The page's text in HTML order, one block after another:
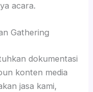
acara.
Gathering
dokumentasi
konten media
jasa kami,